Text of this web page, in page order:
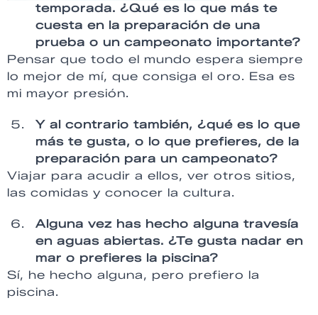
temporada. ¿Qué es lo que más te
cuesta en la preparación de una
prueba o un campeonato importante?
Pensar que todo el mundo espera siempre
lo mejor de mí, que consiga el oro. Esa es
mi mayor presión.
Y al contrario también, ¿qué es lo que
más te gusta, o lo que prefieres, de la
preparación para un campeonato?
Viajar para acudir a ellos, ver otros sitios,
las comidas y conocer la cultura.
Alguna vez has hecho alguna travesía
en aguas abiertas. ¿Te gusta nadar en
mar o prefieres la piscina?
Sí, he hecho alguna, pero prefiero la
piscina.